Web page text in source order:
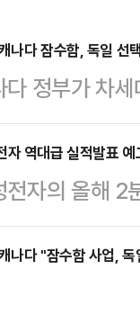
나다 잠수함, 독일 선
다 정부가 차
는 과정에서
간 사업 자
는 지난달
전계약낙찰
량을 입증하
자 역대급 실적발표
전자의 올해 2
시장의 관심
의 사상 최대
나다 "잠수함 사업,